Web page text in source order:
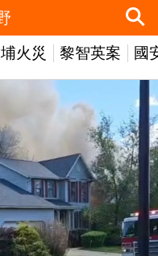
火災 黎智英案 國